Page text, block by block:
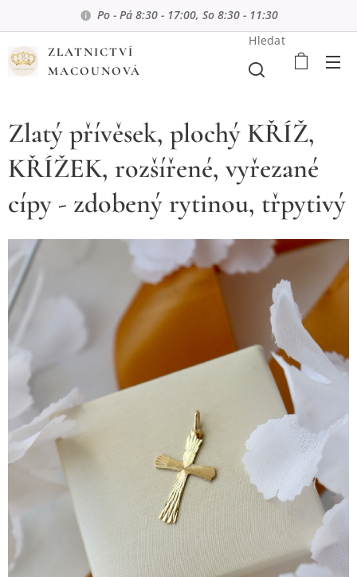
Po - Pá 8:30 - 17:00, So 8:30 - 11:30
ZLATNICTVÍ
MACOUNOVÁ
Hledat
Zlatý přívěsek, plochý KŘÍŽ,
KŘÍŽEK, rozšířené, vyřezané
cípy - zdobený rytinou, třpytivý